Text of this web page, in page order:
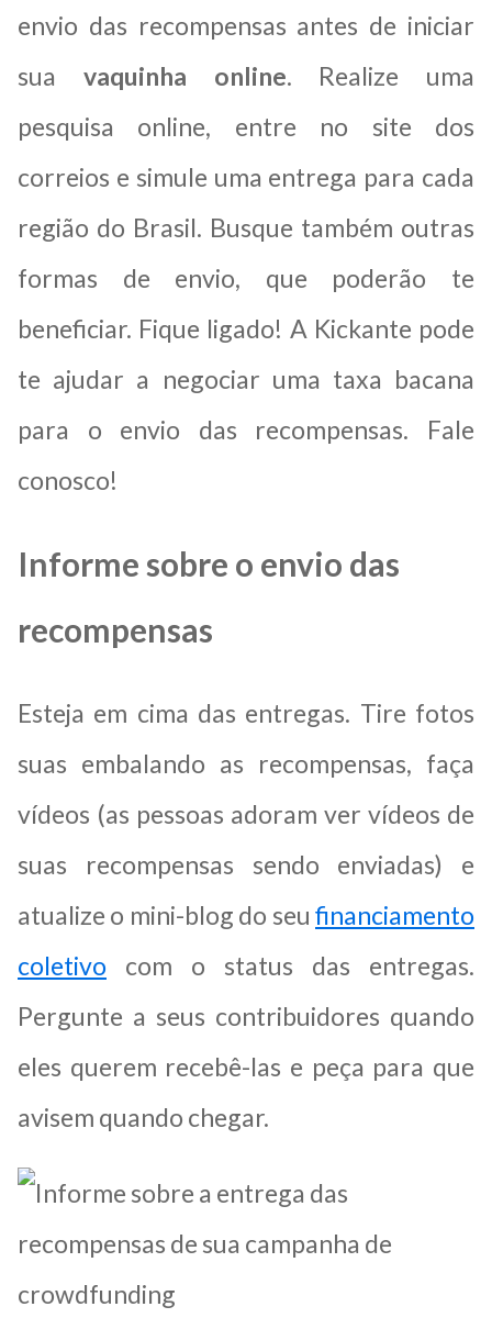
envio das recompensas antes de iniciar
sua vaquinha online. Realize uma
pesquisa online, entre no site dos
correios e simule uma entrega para cada
região do Brasil. Busque também outras
formas de envio, que poderão te
beneficiar. Fique ligado! A Kickante pode
te ajudar a negociar uma taxa bacana
para o envio das recompensas. Fale
conosco!
Informe sobre o envio das
recompensas
Esteja em cima das entregas. Tire fotos
suas embalando as recompensas, faça
vídeos (as pessoas adoram ver vídeos de
suas recompensas sendo enviadas) e
atualize o mini-blog do seu financiamento
coletivo com o status das entregas.
Pergunte a seus contribuidores quando
eles querem recebê-las e peça para que
avisem quando chegar.